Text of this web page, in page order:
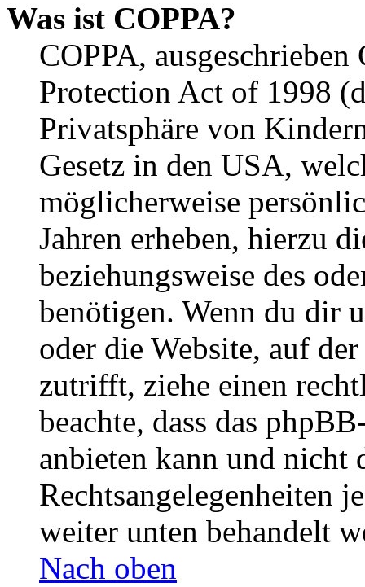
Was ist COPPA?
COPPA,
Protection Act of 1998
Privatsphäre von
Gesetz in den USA,
möglicherweise
Jahren erheben, hierzu
beziehungsweise des
benötigen. Wenn du dir
oder die Website, auf
zutrifft, ziehe einen
beachte, dass das
anbieten kann und nicht
Rechtsangelegenheiten
weiter unten behandelt
Nach oben